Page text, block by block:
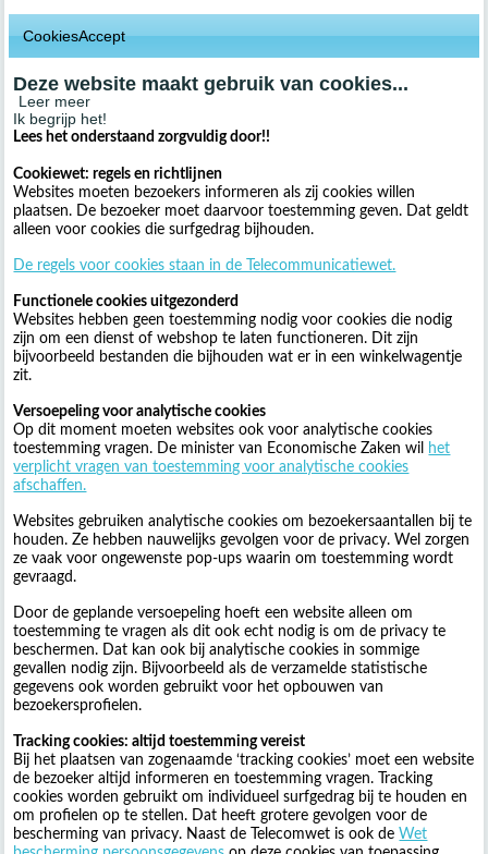
CookiesAccept
Deze website maakt gebruik van cookies...
Leer meer
Ik begrijp het!
Lees het onderstaand zorgvuldig door!!
Cookiewet: regels en richtlijnen
Websites moeten bezoekers informeren als zij cookies willen
plaatsen. De bezoeker moet daarvoor toestemming geven. Dat geldt
alleen voor cookies die surfgedrag bijhouden.
De regels voor cookies staan in de Telecommunicatiewet.
Functionele cookies uitgezonderd
Websites hebben geen toestemming nodig voor cookies die nodig
zijn om een dienst of webshop te laten functioneren. Dit zijn
bijvoorbeeld bestanden die bijhouden wat er in een winkelwagentje
zit.
Versoepeling voor analytische cookies
Op dit moment moeten websites ook voor analytische cookies
toestemming vragen. De minister van Economische Zaken wil
het
verplicht vragen van toestemming voor analytische cookies
afschaffen.
Websites gebruiken analytische cookies om bezoekersaantallen bij te
houden. Ze hebben nauwelijks gevolgen voor de privacy. Wel zorgen
ze vaak voor ongewenste pop-ups waarin om toestemming wordt
gevraagd.
Door de geplande versoepeling hoeft een website alleen om
toestemming te vragen als dit ook echt nodig is om de privacy te
beschermen. Dat kan ook bij analytische cookies in sommige
gevallen nodig zijn. Bijvoorbeeld als de verzamelde statistische
gegevens ook worden gebruikt voor het opbouwen van
bezoekersprofielen.
Tracking cookies: altijd toestemming vereist
Bij het plaatsen van zogenaamde ‘tracking cookies’ moet een website
de bezoeker altijd informeren en toestemming vragen. Tracking
cookies worden gebruikt om individueel surfgedrag bij te houden en
om profielen op te stellen. Dat heeft grotere gevolgen voor de
bescherming van privacy. Naast de Telecomwet is ook de Wet